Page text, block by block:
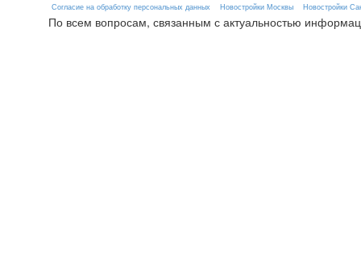
Согласие на обработку персональных данных
Новостройки Москвы Новостройки
По всем вопросам, связанным с актуальностью